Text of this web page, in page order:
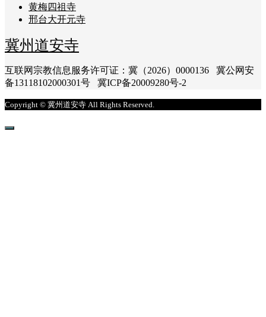
黄梅四祖寺
邢台大开元寺
冀州道安寺
互联网宗教信息服务许可证：冀（2026）0000136 冀公网安
备13118102000301号 冀ICP备20009280号-2
Copyright © 冀州道安寺 All Rights Reserved.